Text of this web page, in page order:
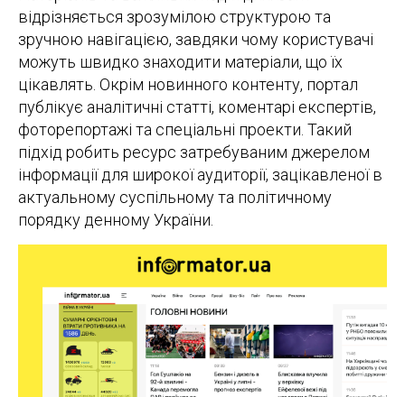
відрізняється зрозумілою структурою та
зручною навігацією, завдяки чому користувачі
можуть швидко знаходити матеріали, що їх
цікавлять. Окрім новинного контенту, портал
публікує аналітичні статті, коментарі експертів,
фоторепортажі та спеціальні проекти. Такий
підхід робить ресурс затребуваним джерелом
інформації для широкої аудиторії, зацікавленої в
актуальному суспільному та політичному
порядку денному України.